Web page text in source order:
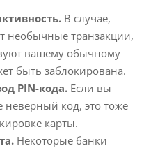
В случае,
необычные транзакции,
вашему обычному
быть заблокирована.
PIN-кода.Если вы
неверный код, это тоже
карты.
Некоторые банки